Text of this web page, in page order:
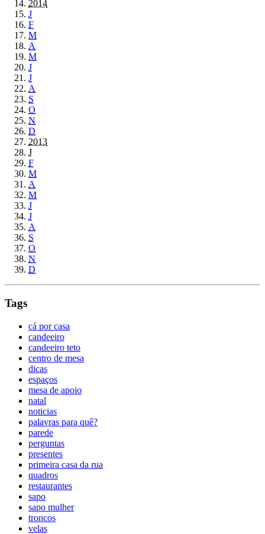
2014
J
F
M
A
M
J
J
A
S
O
N
D
2013
J
F
M
A
M
J
J
A
S
O
N
D
Tags
cá por casa
candeeiro
candeeiro teto
centro de mesa
dicas
espaços
mesa de apoio
natal
noticias
palavras para quê?
parede
perguntas
presentes
primeira casa da rua
quadros
restaurantes
sapo
sapo mulher
troncos
velas